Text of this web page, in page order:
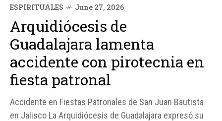
ESPIRITUALES June 27, 2026
Arquidiócesis de
Guadalajara lamenta
accidente con pirotecnia en
fiesta patronal
Accidente en Fiestas Patronales de San Juan Bautista
en Jalisco La Arquidiócesis de Guadalajara expresó su